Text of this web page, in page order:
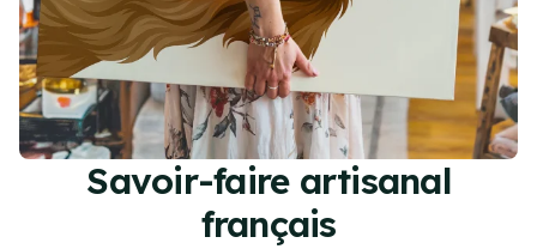
Savoir-faire artisanal
français